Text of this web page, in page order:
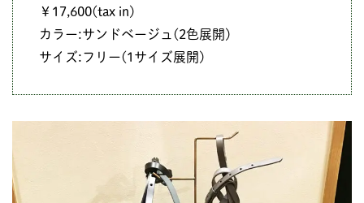
￥17,600(tax in)
カラー:サンドベージュ(2色展開)
サイズ:フリー(1サイズ展開)